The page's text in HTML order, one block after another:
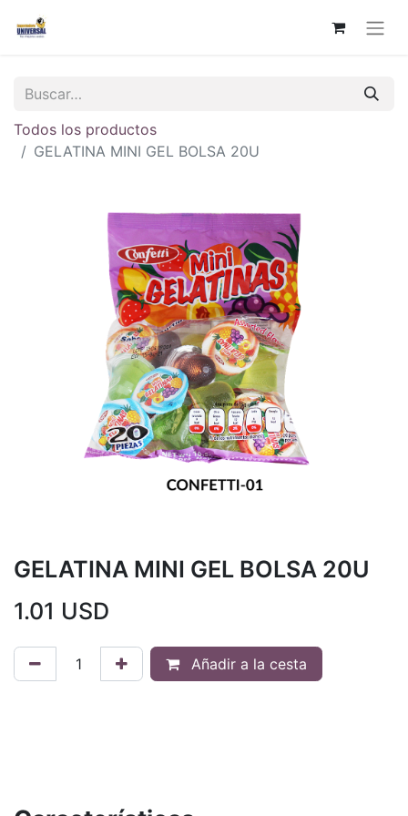
Todos los productos
GELATINA MINI GEL BOLSA 20U
GELATINA MINI GEL BOLSA 20U
1.01 USD
Añadir a la cesta